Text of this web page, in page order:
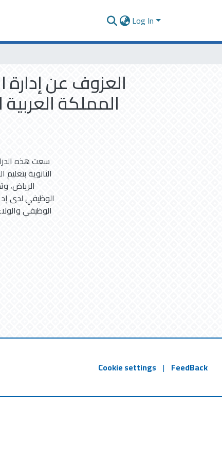
Log In
العزوف عن إدارة
المملكة
سعت هذه
الثانوية
الرياض،
الوظيفي لدى
الوظيفي
Cookie settings | FeedBack